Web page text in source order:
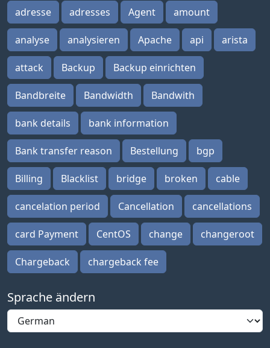
adresse adresses Agent amount
analyse analysieren Apache api arista
attack Backup Backup einrichten
Bandbreite Bandwidth Bandwith
bank details bank information
Bank transfer reason Bestellung bgp
Billing Blacklist bridge broken cable
cancelation period Cancellation cancellations
card Payment CentOS change changeroot
Chargeback chargeback fee
Sprache ändern